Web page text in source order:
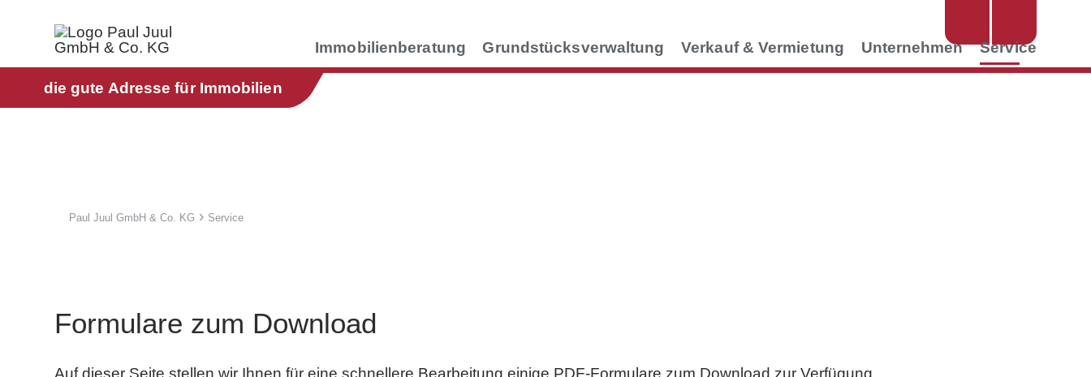
Immobilienberatung Grundstücksverwaltung Verkauf & Vermietung Unternehmen Service
die gute Adresse für Immobilien
Paul Juul GmbH & Co. KG Service
Formulare zum Download
Auf dieser Seite stellen wir Ihnen für eine schnellere Bearbeitung einige PDF-Formulare zum Download zur Verfügung.